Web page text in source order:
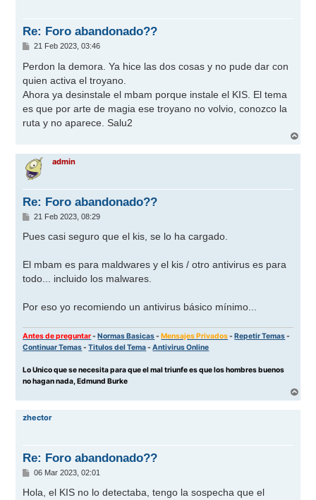
Re: Foro abandonado??
M
n
a
j
e
21 Feb 2023, 03:46
Perdon la demora. Ya hice las dos cosas y no pude dar con
quien activa el troyano.
Ahora ya desinstale el mbam porque instale el KIS. El tema
es que por arte de magia ese troyano no volvio, conozco la
ruta y no aparece. Salu2
r
admin
Re: Foro abandonado??
M
n
j
e
21 Feb 2023, 08:29
Pues casi seguro que el kis, se lo ha cargado.
El mbam es para maldwares y el kis / otro antivirus es para
todo... incluido los malwares.
Por eso yo recomiendo un antivirus básico mínimo...
Antes de preguntar-Normas Basicas-Mensajes Privados-Repetir Temas-
Continuar Temas-Titulos del Tema-Antivirus Online
Lo Unico que se necesita para que el mal triunfe es que los hombres buenos
no hagan nada, Edmund Burke
r
zhector
Re: Foro abandonado??
M
n
06 Mar 2023, 02:01
Hola, el KIS no lo detectaba, tengo la sospecha que el